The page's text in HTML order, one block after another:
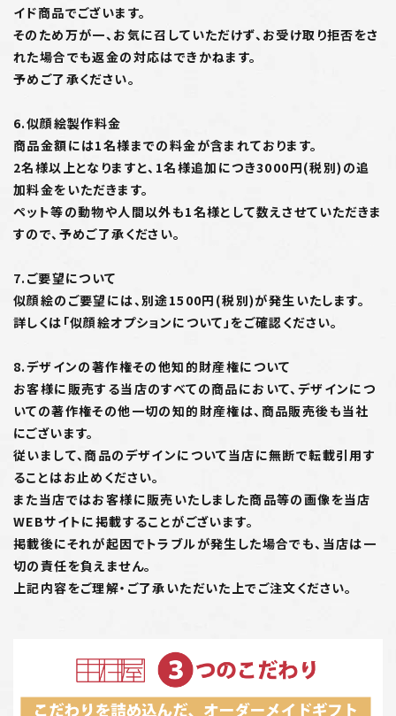
イド商品でございます。
そのため万が一、お気に召していただけず、お受け取り拒否をさ
れた場合でも返金の対応はできかねます。
予めご了承ください。
6.似顔絵製作料金
商品金額には1名様までの料金が含まれております。
2名様以上となりますと、1名様追加につき3000円(税別)の追
加料金をいただきます。
ペット等の動物や人間以外も1名様として数えさせていただきま
すので、予めご了承ください。
7.ご要望について
似顔絵のご要望には、別途1500円(税別)が発生いたします。
詳しくは「似顔絵オプションについて」をご確認ください。
8.デザインの著作権その他知的財産権について
お客様に販売する当店のすべての商品において、デザインにつ
いての著作権その他一切の知的財産権は、商品販売後も当社
にございます。
従いまして、商品のデザインについて当店に無断で転載引用す
ることはお止めください。
また当店ではお客様に販売いたしました商品等の画像を当店
WEBサイトに掲載することがございます。
掲載後にそれが起因でトラブルが発生した場合でも、当店は一
切の責任を負えません。
上記内容をご理解・ご了承いただいた上でご注文ください。